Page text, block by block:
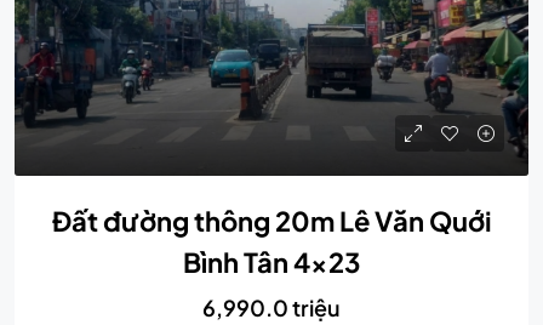
Đất đường thông 20m Lê Văn Quới
Bình Tân 4×23
6,990.0 triệu